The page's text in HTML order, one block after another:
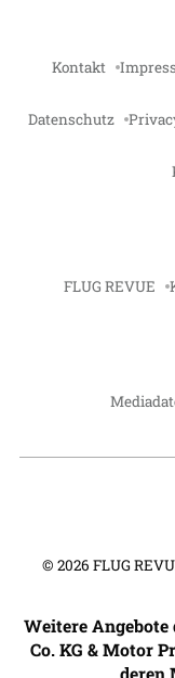
Kontakt
Datenschutz
FLUG REVUE
© 2026 FLUG
Weitere
Co. KG & Motor
deren